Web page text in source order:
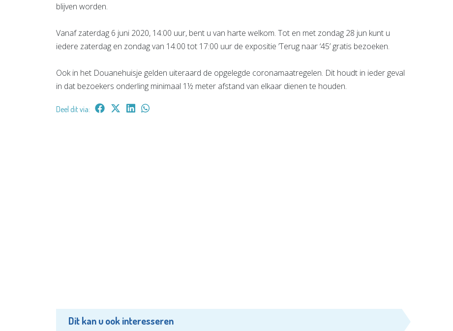
blijven worden.
Vanaf zaterdag 6 juni 2020, 14:00 uur, bent u van harte welkom. Tot en met zondag 28 jun kunt u
iedere zaterdag en zondag van 14:00 tot 17:00 uur de expositie ’Terug naar ‘45’ gratis bezoeken.
Ook in het Douanehuisje gelden uiteraard de opgelegde coronamaatregelen. Dit houdt in ieder geval
in dat bezoekers onderling minimaal 1½ meter afstand van elkaar dienen te houden.
Deel dit via:
Dit kan u ook interesseren